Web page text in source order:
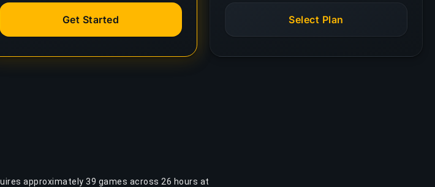
Get Started Select Plan
approximately 39 games across 26 hours at